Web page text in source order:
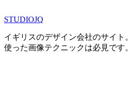
STUDIOJQ
イギリスのデザイン会社のサイト
使った画像テクニックは必見です。